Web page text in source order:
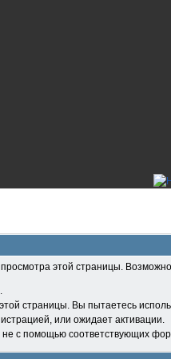
этой страницы.
страницы. Вы пытаетесь
или ожидает активации.
с помощью соответствующих